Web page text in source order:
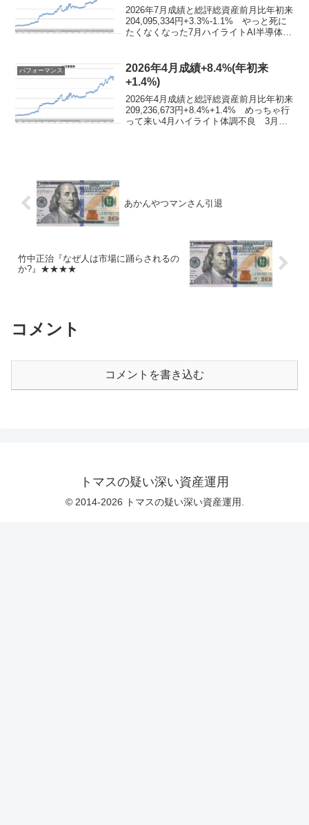
2026年7月成績と総評総資産前月比年初来
204,095,334円+3.3%-1.1% やっと死に
たくなくなった7月ハイライトAI半導体逆
4〜6月と逆回転した感...
パフォーマンス
2026年4月成績+8.4%(年初来
+1.4%)
2026年4月成績と総評総資産前月比年初来
209,236,673円+8.4%+1.4% めっちゃ行
って来い4月ハイライト体調不良 3月末
あかんやつマンさん引退
竹中正治『なぜ人は市場に踊らされるの
か?』★★★★
コメント
コメントを書き込む
トマスの疑い深い資産運用
© 2014-2026 トマスの疑い深い資産運用.